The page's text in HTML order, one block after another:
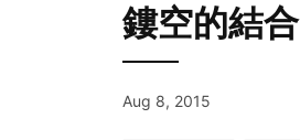
鏤空的結合
Aug 8, 2015